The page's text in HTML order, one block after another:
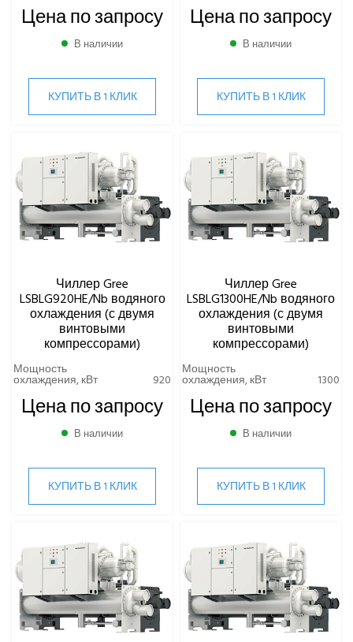
Цена по запросу
В наличии
КУПИТЬ В 1 КЛИК
Цена по запросу
В наличии
КУПИТЬ В 1 КЛИК
Чиллер Gree
LSBLG920HE/Nb водяного
охлаждения (с двумя
винтовыми
компрессорами)
Мощность
охлаждения, кВт 920
Цена по запросу
В наличии
КУПИТЬ В 1 КЛИК
Чиллер Gree
LSBLG1300HE/Nb водяного
охлаждения (с двумя
винтовыми
компрессорами)
Мощность
охлаждения, кВт 1300
Цена по запросу
В наличии
КУПИТЬ В 1 КЛИК